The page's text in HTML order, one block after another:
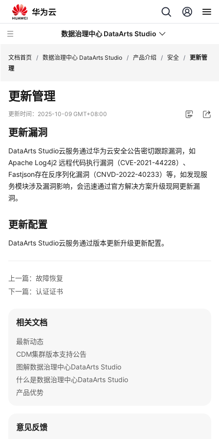
数据治理中心 DataArts Studio
最
新
动
务
公
告
介
绍
数
治
中
心
DataArts
Studio
什
么
是
治
文档首页 / 数据治理中心 DataArts Studio / 产品介绍 / 安全 / 更新管
理
更新管理
更新时间： 2025-10-09 GMT+08:00
更新漏洞
DataArts Studio云服务通过华为云安全公告密切跟踪漏洞，如
Apache Log4j2 远程代码执行漏洞（CVE-2021-44228）、
Fastjson存在反序列化漏洞（CNVD-2022-40233）等，如发现服
务模块涉及漏洞影响，会迅速通过官方解决方案升级现网更新漏
洞。
更新配置
DataArts Studio云服务通过版本更新升级更新配置。
上一篇：故障恢复
下一篇：认证证书
相关文档
最新动态
CDM集群版本支持公告
图解数据治理中心DataArts Studio
什么是数据治理中心DataArts Studio
产品优势
意见反馈